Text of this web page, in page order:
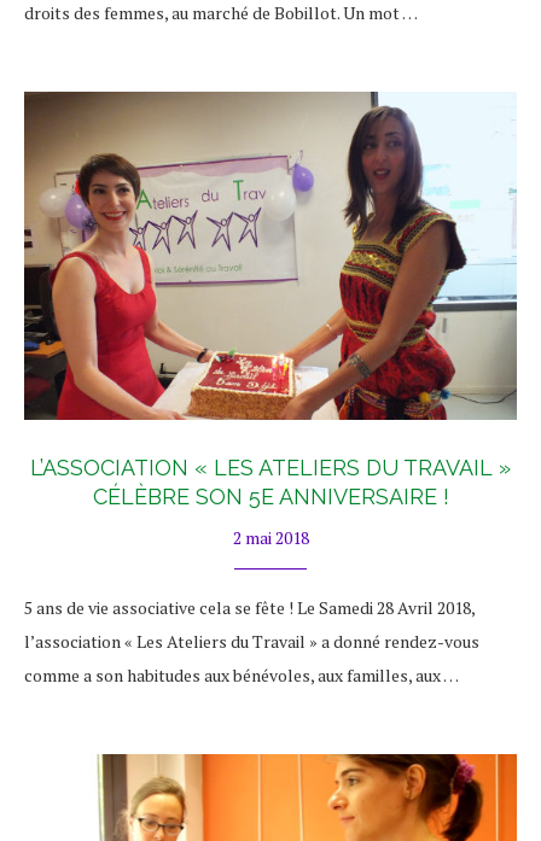
droits des femmes, au marché de Bobillot. Un mot …
L’ASSOCIATION « LES ATELIERS DU TRAVAIL »
CÉLÈBRE SON 5E ANNIVERSAIRE !
2 mai 2018
5 ans de vie associative cela se fête ! Le Samedi 28 Avril 2018,
l’association « Les Ateliers du Travail » a donné rendez-vous
comme a son habitudes aux bénévoles, aux familles, aux …